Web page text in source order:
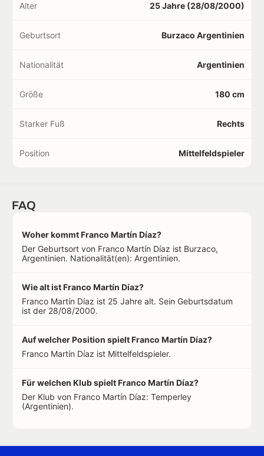
Alter 25 Jahre (28/08/2000)
Geburtsort Burzaco Argentinien
Nationalität Argentinien
Größe 180 cm
Starker Fuß Rechts
Position Mittelfeldspieler
FAQ
Woher kommt Franco Martín Díaz?
Der Geburtsort von Franco Martín Díaz ist Burzaco,
Argentinien. Nationalität(en): Argentinien.
Wie alt ist Franco Martín Díaz?
Franco Martín Díaz ist 25 Jahre alt. Sein Geburtsdatum
ist der 28/08/2000.
Auf welcher Position spielt Franco Martín Díaz?
Franco Martín Díaz ist Mittelfeldspieler.
Für welchen Klub spielt Franco Martín Díaz?
Der Klub von Franco Martín Díaz: Temperley
(Argentinien).